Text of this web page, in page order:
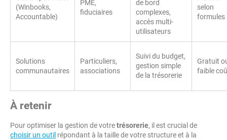
(Winbooks,
Accountable)
PME,
fiduciaires
de bord
complexes,
accès multi-
utilisateurs
selon
formules
Solutions
communautaires
Particuliers,
associations
Suivi du budget,
gestion simple
de la trésorerie
Gratuit
faible
À retenir
Pour optimiser la gestion de votretrésorerie, il est crucial de
choisir un outil répondant à la taille de votre structure et à la